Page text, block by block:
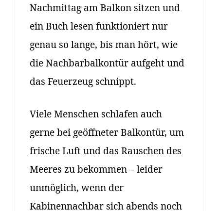
Nachmittag am Balkon sitzen und
ein Buch lesen funktioniert nur
genau so lange, bis man hört, wie
die Nachbarbalkontür aufgeht und
das Feuerzeug schnippt.
Viele Menschen schlafen auch
gerne bei geöffneter Balkontür, um
frische Luft und das Rauschen des
Meeres zu bekommen – leider
unmöglich, wenn der
Kabinennachbar sich abends noch